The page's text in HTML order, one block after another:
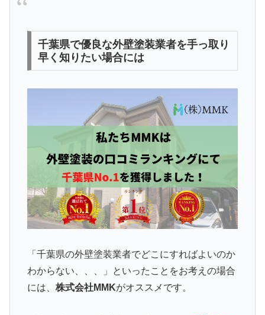
千葉県で優良な外壁塗装業者を手っ取り
早く知りたい場合には
「千葉県の外壁塗装業者でどこにすればよいのか
わからない、、、」といったことをお考えの場合
には、 株式会社MMKがオススメです。